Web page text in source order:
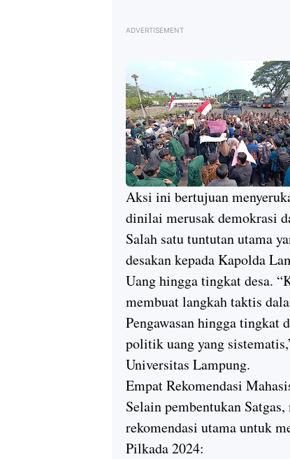
ADVERTISEMENT
Aksi ini bertujuan
dinilai merusak demokrasi
Salah satu tuntutan utama
desakan kepada Kapolda
Uang hingga tingkat desa.
membuat langkah taktis
Pengawasan hingga tingkat
politik uang yang
Universitas Lampung.
Empat Rekomendasi
Selain pembentukan
rekomendasi utama untuk
Pilkada 2024: